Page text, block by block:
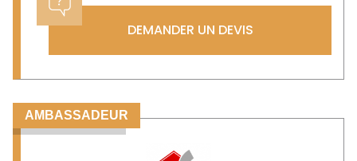
DEMANDER UN DEVIS
AMBASSADEUR